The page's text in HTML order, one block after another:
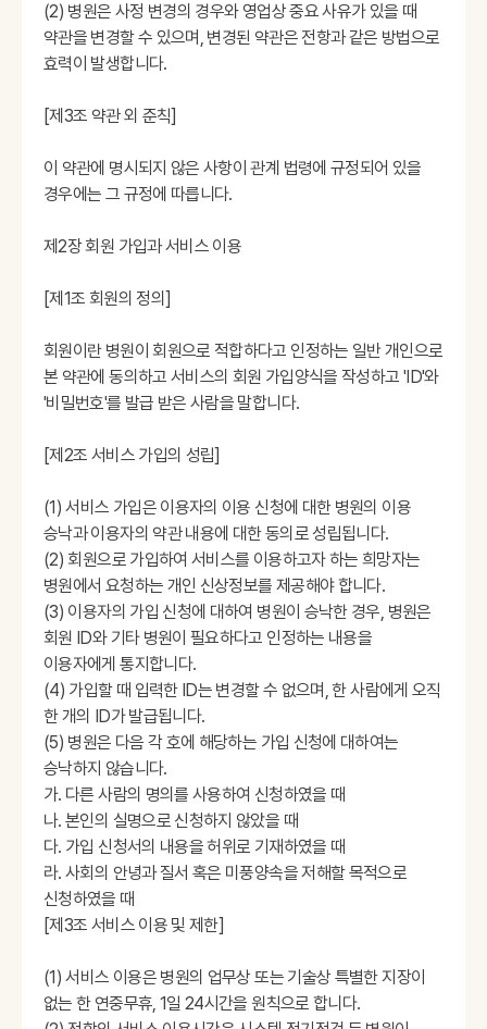
(2) 병원은 사정 변경의 경우와 영업상 중요 사유가 있을 때
약관을 변경할 수 있으며, 변경된 약관은 전항과 같은 방법으로
효력이 발생합니다.
[제3조 약관 외 준칙]
이 약관에 명시되지 않은 사항이 관계 법령에 규정되어 있을
경우에는 그 규정에 따릅니다.
제2장 회원 가입과 서비스 이용
[제1조 회원의 정의]
회원이란 병원이 회원으로 적합하다고 인정하는 일반 개인으로
본 약관에 동의하고 서비스의 회원 가입양식을 작성하고 'ID'와
'비밀번호'를 발급 받은 사람을 말합니다.
[제2조 서비스 가입의 성립]
(1) 서비스 가입은 이용자의 이용 신청에 대한 병원의 이용
승낙과 이용자의 약관 내용에 대한 동의로 성립됩니다.
(2) 회원으로 가입하여 서비스를 이용하고자 하는 희망자는
병원에서 요청하는 개인 신상정보를 제공해야 합니다.
(3) 이용자의 가입 신청에 대하여 병원이 승낙한 경우, 병원은
회원 ID와 기타 병원이 필요하다고 인정하는 내용을
이용자에게 통지합니다.
(4) 가입할 때 입력한 ID는 변경할 수 없으며, 한 사람에게 오직
한 개의 ID가 발급됩니다.
(5) 병원은 다음 각 호에 해당하는 가입 신청에 대하여는
승낙하지 않습니다.
가. 다른 사람의 명의를 사용하여 신청하였을 때
나. 본인의 실명으로 신청하지 않았을 때
다. 가입 신청서의 내용을 허위로 기재하였을 때
라. 사회의 안녕과 질서 혹은 미풍양속을 저해할 목적으로
신청하였을 때
[제3조 서비스 이용 및 제한]
(1) 서비스 이용은 병원의 업무상 또는 기술상 특별한 지장이
없는 한 연중무휴, 1일 24시간을 원칙으로 합니다.